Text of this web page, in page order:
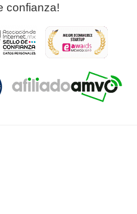
confianza!